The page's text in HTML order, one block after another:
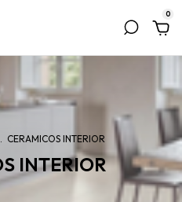
0
CERAMICOS INTERIOR
INTERIOR